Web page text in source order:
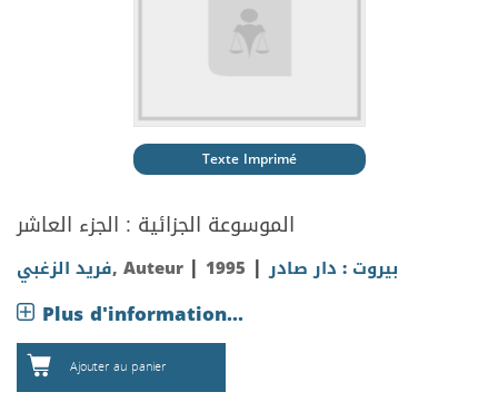
Texte Imprimé
الموسوعة الجزائية : الجزء العاشر
فريد الزغبي, Auteur | بيروت : دار صادر|
1995
Plus d'information...
Ajouter au panier